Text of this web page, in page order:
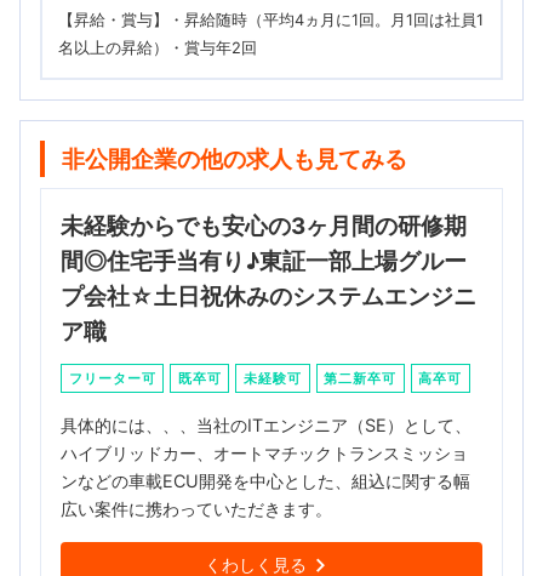
【昇給・賞与】・昇給随時（平均4ヵ月に1回。月1回は社員1
名以上の昇給）・賞与年2回
非公開企業の他の求人も見てみる
未経験からでも安心の3ヶ月間の研修期
間◎住宅手当有り♪東証一部上場グルー
プ会社☆土日祝休みのシステムエンジニ
ア職
フリーター可 既卒可 未経験可 第二新卒可 高卒可
具体的には、、、当社のITエンジニア（SE）として、
ハイブリッドカー、オートマチックトランスミッショ
ンなどの車載ECU開発を中心とした、組込に関する幅
広い案件に携わっていただきます。
くわしく見る